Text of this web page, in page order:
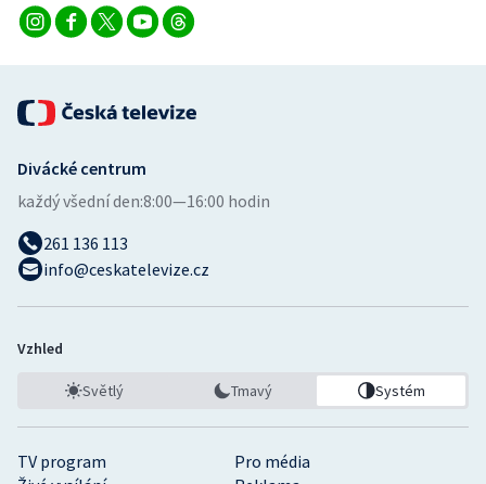
Stolní tenis
Triatlon
Veslování
Vodní slalom
Ostatní
TV program
Pro média
Divácké centrum
každý všední den:8:00—16:00 hodin
261 136 113
info@ceskatelevize.cz
Vzhled
Světlý Tmavý Systém